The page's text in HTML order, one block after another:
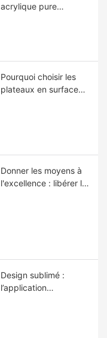
acrylique pure
Pourquoi choisir les
plateaux en surface
Donner les moyens à
l'excellence : libérer le
Design sublimé :
l’application